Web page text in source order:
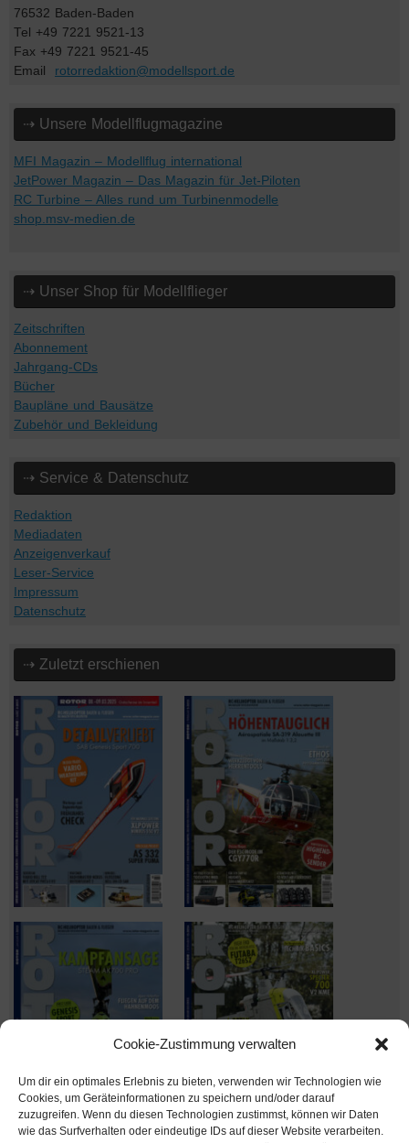
Cookie-Zustimmung verwalten
Um dir ein optimales Erlebnis zu bieten, verwenden wir Technologien wie
Cookies, um Geräteinformationen zu speichern und/oder darauf
zuzugreifen. Wenn du diesen Technologien zustimmst, können wir Daten
wie das Surfverhalten oder eindeutige IDs auf dieser Website verarbeiten.
76532 Baden-Baden
Tel +49 7221 9521-13
Fax +49 7221 9521-45
Email rotorredaktion@modellsport.de
⇢ Unsere Modellflugmagazine
MFI Magazin – Modellflug international
JetPower Magazin – Das Magazin für Jet-Piloten
RC Turbine – Alles rund um Turbinenmodelle
shop.msv-medien.de
⇢ Unser Shop für Modellflieger
Zeitschriften
Abonnement
Jahrgang-CDs
Bücher
Baupläne und Bausätze
Zubehör und Bekleidung
⇢ Service & Datenschutz
Redaktion
Mediadaten
Anzeigenverkauf
Leser-Service
Impressum
Datenschutz
⇢ Zuletzt erschienen